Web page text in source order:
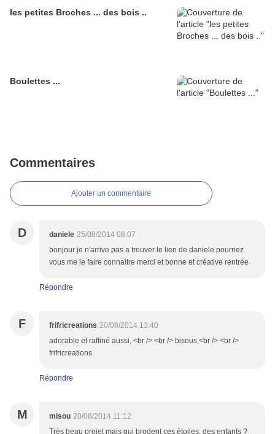
les petites Broches ... des bois ..
Boulettes ...
Commentaires
Ajouter un commentaire
D daniele 25/08/2014 08:07
bonjour je n'arrive pas a trouver le lien de daniele pourriez
vous me le faire connaitre merci et bonne et créative rentrée
Répondre
F frifricreations 20/08/2014 13:40
adorable et raffiné aussi, <br /> <br /> bisous,<br /> <br />
frifricreations.
Répondre
M misou 20/08/2014 11:12
Très beau projet mais qui brodent ces étoiles, des enfants ?